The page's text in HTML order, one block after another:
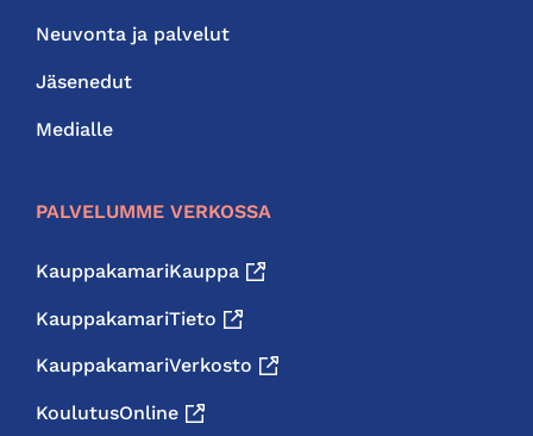
Neuvonta ja palvelut
Jäsenedut
Medialle
PALVELUMME VERKOSSA
KauppakamariKauppa
KauppakamariTieto
KauppakamariVerkosto
KoulutusOnline